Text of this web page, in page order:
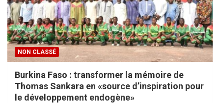
NON CLASSÉ
Burkina Faso : transformer la mémoire de
Thomas Sankara en «source d’inspiration pour
le développement endogène»